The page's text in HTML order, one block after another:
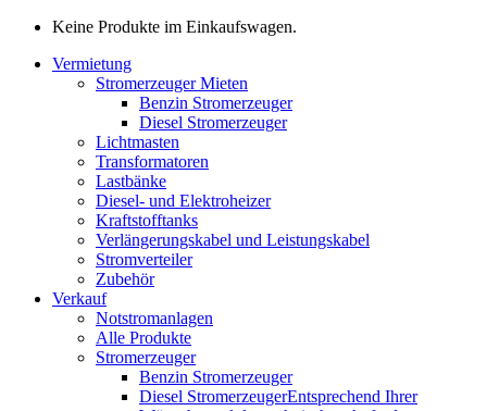
Keine Produkte im Einkaufswagen.
Vermietung
Stromerzeuger Mieten
Benzin Stromerzeuger
Diesel Stromerzeuger
Lichtmasten
Transformatoren
Lastbänke
Diesel- und Elektroheizer
Kraftstofftanks
Verlängerungskabel und Leistungskabel
Stromverteiler
Zubehör
Verkauf
Notstromanlagen
Alle Produkte
Stromerzeuger
Benzin Stromerzeuger
Diesel StromerzeugerEntsprechend Ihrer